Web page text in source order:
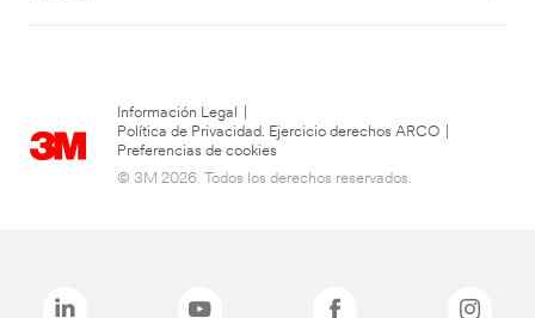
Información Legal
Política de Privacidad. Ejercicio derechos ARCO
Preferencias de cookies
© 3M 2026. Todos los derechos reservados.